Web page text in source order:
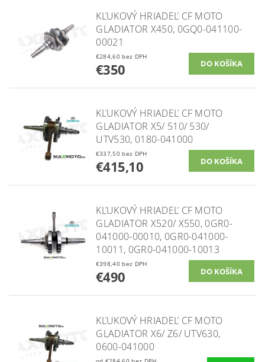
KĽUKOVÝ HRIADEĽ CF MOTO
GLADIATOR X450, 0GQ0-041100-
00021
€284,60 bez DPH
€350
KĽUKOVÝ HRIADEĽ CF MOTO
GLADIATOR X5/ 510/ 530/
UTV530, 0180-041000
€337,50 bez DPH
€415,10
KĽUKOVÝ HRIADEĽ CF MOTO
GLADIATOR X520/ X550, 0GR0-
041000-00010, 0GR0-041000-
10011, 0GR0-041000-10013
€398,40 bez DPH
€490
KĽUKOVÝ HRIADEĽ CF MOTO
GLADIATOR X6/ Z6/ UTV630,
0600-041000